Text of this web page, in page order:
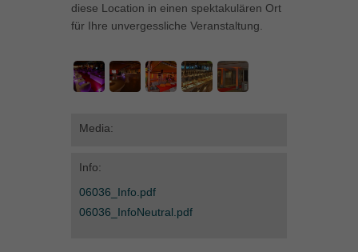
diese Location in einen spektakulären Ort
für Ihre unvergessliche Veranstaltung.
Media:
Info:
06036_Info.pdf
06036_InfoNeutral.pdf
Marketing (1)
Marketing-Cookies werden von Drittanbietern oder Publishern verwendet,
um personalisierte Werbung anzuzeigen. Sie tun dies, indem sie
Besucher über Websites hinweg verfolgen.
Inhalte von Videoplattformen und Social-Media-Plattformen werden
standardmäßig blockiert. Wenn Cookies von externen Medien akzeptiert
werden, bedarf der Zugriff auf diese Inhalte keiner manuellen Einwilligung